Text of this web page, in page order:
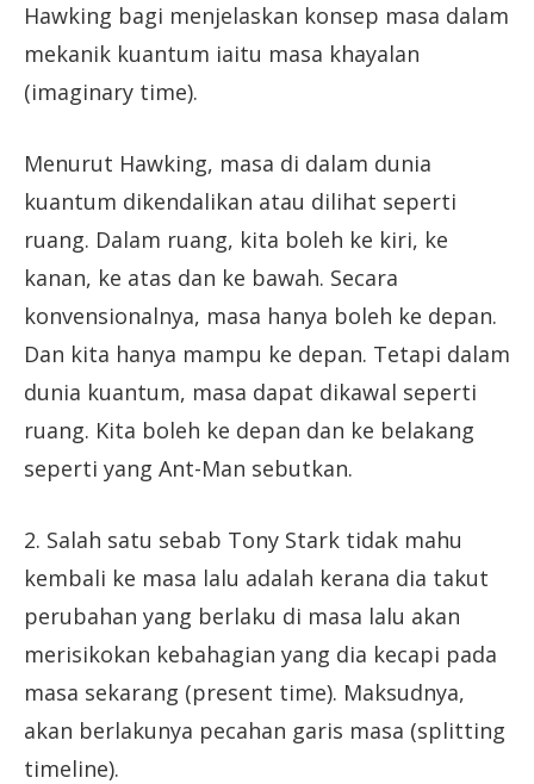
Hawking bagi menjelaskan konsep masa dalam
mekanik kuantum iaitu masa khayalan
(imaginary time).
Menurut Hawking, masa di dalam dunia
kuantum dikendalikan atau dilihat seperti
ruang. Dalam ruang, kita boleh ke kiri, ke
kanan, ke atas dan ke bawah. Secara
konvensionalnya, masa hanya boleh ke depan.
Dan kita hanya mampu ke depan. Tetapi dalam
dunia kuantum, masa dapat dikawal seperti
ruang. Kita boleh ke depan dan ke belakang
seperti yang Ant-Man sebutkan.
2. Salah satu sebab Tony Stark tidak mahu
kembali ke masa lalu adalah kerana dia takut
perubahan yang berlaku di masa lalu akan
merisikokan kebahagian yang dia kecapi pada
masa sekarang (present time). Maksudnya,
akan berlakunya pecahan garis masa (splitting
timeline).